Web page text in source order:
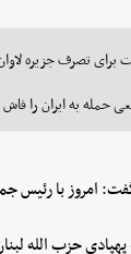
برای تصرف جزیره
حمله به ایران را
امروز با رئیس
حزب الله